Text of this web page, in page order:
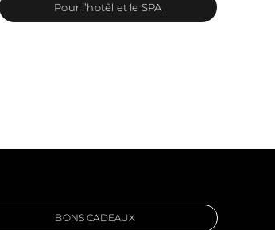
Pour l’hotêl et le SPA
BONS CADEAUX